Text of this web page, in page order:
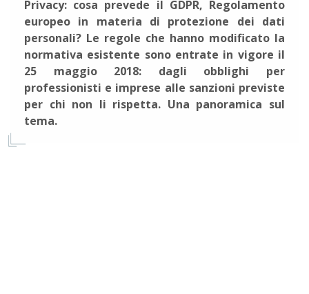
Privacy: cosa prevede il GDPR, Regolamento
europeo in materia di protezione dei dati
personali? Le regole che hanno modificato la
normativa esistente sono entrate in vigore il
25 maggio 2018: dagli obblighi per
professionisti e imprese alle sanzioni previste
per chi non li rispetta. Una panoramica sul
tema.